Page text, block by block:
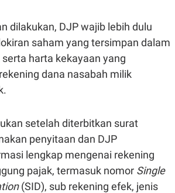
dilakukan, DJP wajib lebih dulu
saham yang tersimpan dalam
harta kekayaan yang
dana nasabah milik
setelah diterbitkan surat
penyitaan dan DJP
lengkap mengenai rekening
pajak, termasuk nomor Single
(SID), sub rekening efek, jenis